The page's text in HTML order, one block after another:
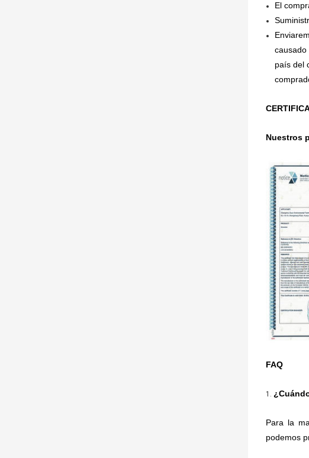
El
causado
país del
Nuestros
FAQ
1.
Para la
podemos